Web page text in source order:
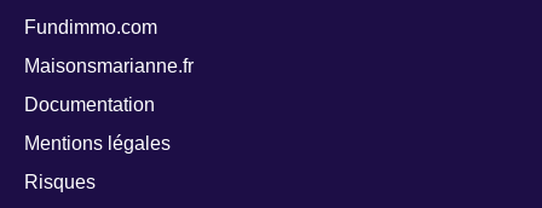
Fundimmo.com
Maisonsmarianne.fr
Documentation
Mentions légales
Risques